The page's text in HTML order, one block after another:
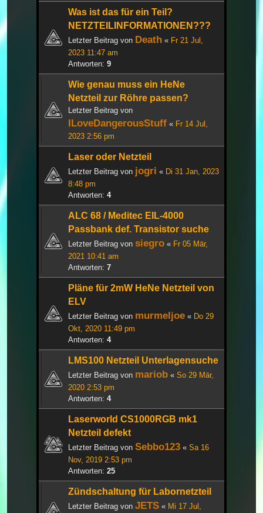
Was ist das für ein Teil?
NETZTEILINFORMATIONEN???
Letzter Beitrag von Death « Fr 21 Jul,
2023 11:47 am
Antworten: 9
Wie genau muss ein HeNe
Netzteil zur Röhre passen?
Letzter Beitrag von
ILoveDangerousStuff « Fr 14 Jul,
2023 2:56 pm
Laser oder Netzteil
Letzter Beitrag von jogri « Di 31 Jan, 2023
8:48 pm
Antworten: 4
ALC 68 / Meditec EIL-4000
Passbank def. Transistor suche
Letzter Beitrag von siegro « Fr 05 Mär,
2021 10:41 am
Antworten: 7
Pläne für 2mW HeNe Netzteil von
ELV
Letzter Beitrag von murmeljoe « Do 29
Okt, 2020 11:49 pm
Antworten: 4
LMS100 Netzteil Unterlagensuche
Letzter Beitrag von mariob « So 29 Mär,
2020 2:53 pm
Antworten: 4
Laserworld CS1000RGB mk1
Netzteil defekt
Letzter Beitrag von Sebbo123 « Sa 16
Nov, 2019 2:53 pm
Antworten: 25
Zündschaltung für Labornetzteil
Letzter Beitrag von JETS « Mi 17 Jul,